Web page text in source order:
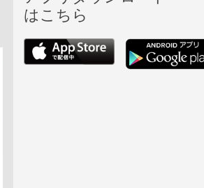
はこちら